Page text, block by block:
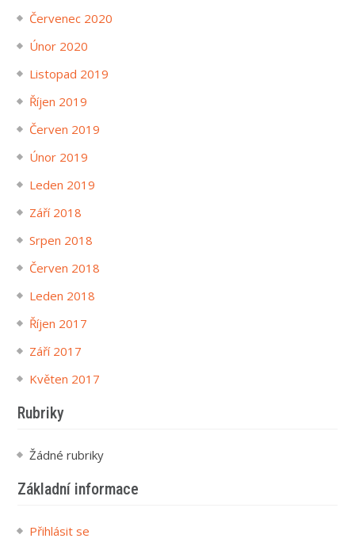
Červenec 2020
Únor 2020
Listopad 2019
Říjen 2019
Červen 2019
Únor 2019
Leden 2019
Září 2018
Srpen 2018
Červen 2018
Leden 2018
Říjen 2017
Září 2017
Květen 2017
Rubriky
Žádné rubriky
Základní informace
Přihlásit se